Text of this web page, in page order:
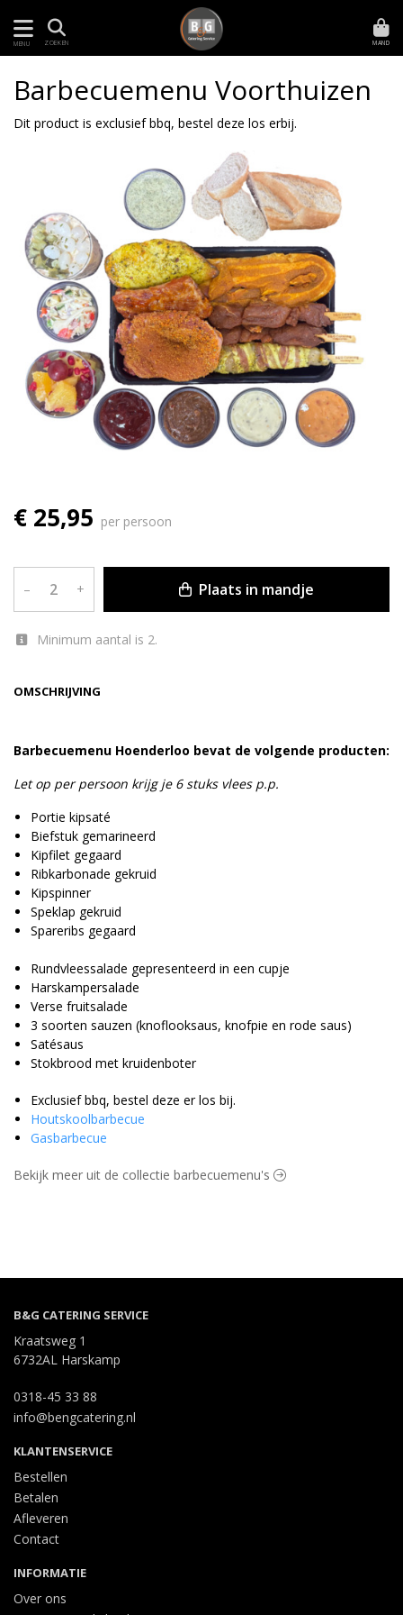
MENU ZOEKEN MAND
OMSCHRIJVING
Barbecuemenu Hoenderloo bevat de volgende producten:
Let op per persoon krijg je 6 stuks vlees p.p.
Portie kipsaté
Biefstuk gemarineerd
Kipfilet gegaard
Ribkarbonade gekruid
Kipspinner
Speklap gekruid
Spareribs gegaard
Rundvleessalade gepresenteerd in een cupje
Harskampersalade
Verse fruitsalade
3 soorten sauzen (knoflooksaus, knofpie en rode saus)
Satésaus
Stokbrood met kruidenboter
Exclusief bbq, bestel deze er los bij.
Houtskoolbarbecue
Gasbarbecue
Barbecuemenu Voorthuizen
Dit product is exclusief bbq, bestel deze los erbij.
€ 25,95 per persoon
– + Plaats in mandje
Minimum aantal is 2.
Bekijk meer uit de collectie barbecuemenu's
B&G CATERING SERVICE
Kraatsweg 1
6732AL Harskamp
0318-45 33 88
info@bengcatering.nl
KLANTENSERVICE
Bestellen
Betalen
Afleveren
Contact
INFORMATIE
Over ons